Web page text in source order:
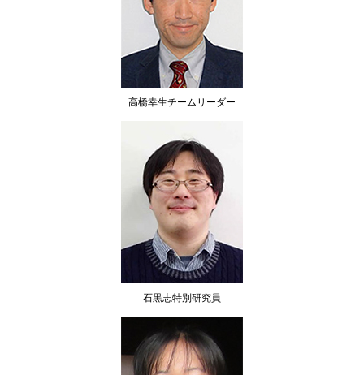
高橋幸生チームリーダー
石黒志特別研究員